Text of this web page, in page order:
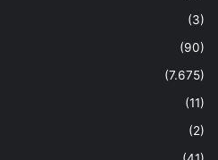
(3)
(90)
(7.675)
(11)
(2)